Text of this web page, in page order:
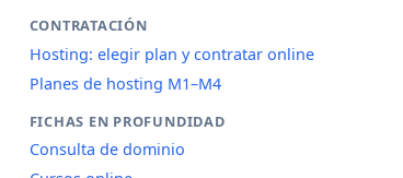
CONTRATACIÓN
Hosting: elegir plan y contratar online
Planes de hosting M1–M4
FICHAS EN PROFUNDIDAD
Consulta de dominio